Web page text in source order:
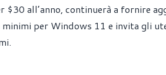
$30 all’anno, continuerà a fornire
per Windows 11 e invita gli